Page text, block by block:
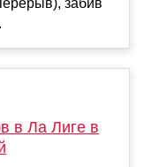
в Ла Лиге в